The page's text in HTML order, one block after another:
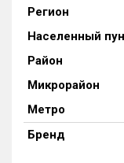
Кол-во комнат
Только
Регион
Населенный
Район
Микрорайон
Метро
Бренд